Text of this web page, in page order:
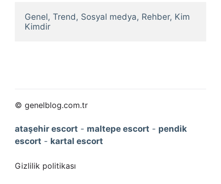
Genel, Trend, Sosyal medya, Rehber, Kim
Kimdir
© genelblog.com.tr
ataşehir escort - maltepe escort - pendik
escort - kartal escort
Gizlilik politikası